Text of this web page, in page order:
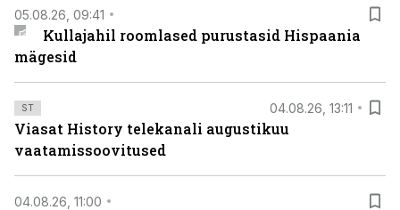
05.08.26, 09:41
Kullajahil roomlased purustasid Hispaania
mägesid
ST 04.08.26, 13:11
Viasat History telekanali augustikuu
vaatamissoovitused
04.08.26, 11:00